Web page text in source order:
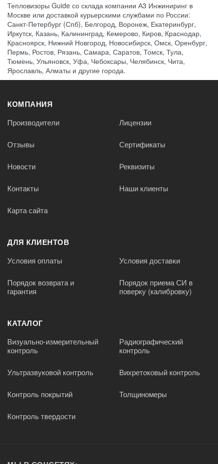
Тепловизоры Guide со склада компании А3 Инжиниринг в
Москве или доставкой курьерскими службами по России:
Санкт-Петербург (Спб), Белгород, Воронеж, Екатеринбург,
Иркутск, Казань, Калининград, Кемерово, Киров, Краснодар,
Красноярск, Нижний Новгород, Новосибирск, Омск, Оренбург,
Пермь, Ростов, Рязань, Самара, Саратов, Томск, Тула,
Тюмень, Ульяновск, Уфа, Чебоксары, Челябинск, Чита,
Ярославль, Алматы и другие города.
КОМПАНИЯ
Производители Лицензии
Отзывы Сертификаты
Новости Реквизиты
Контакты Наши клиенты
Карта сайта
ДЛЯ КЛИЕНТОВ
Условия оплаты Условия доставки
Порядок возврата и
гарантия
Порядок приема СИ в
поверку (калибровку)
КАТАЛОГ
Визуально-измерительный
контроль
Радиографический
контроль
Ультразвуковой контроль Вихретоковый контроль
Контроль покрытий Толщиномеры
Контроль твердости